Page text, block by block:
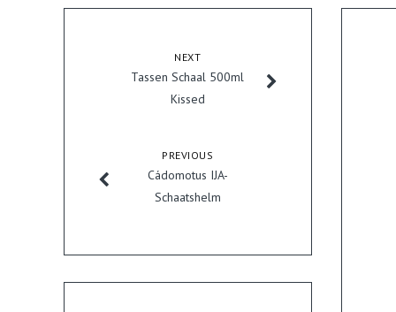
NEXT
Tassen Schaal 500ml
Kissed
PREVIOUS
Cádomotus IJA-
Schaatshelm